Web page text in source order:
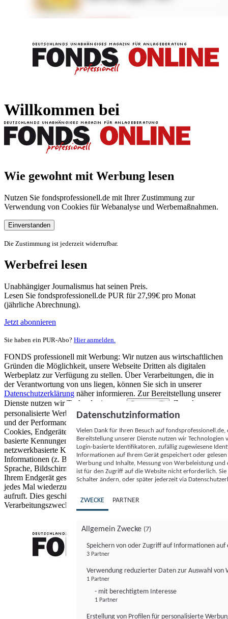
Willkommen bei
Wie gewohnt mit Werbung lesen
Nutzen Sie fondsprofessionell.de mit Ihrer Zustimmung zur
Verwendung von Cookies für Webanalyse und Werbemaßnahmen.
Einverstanden
Die Zustimmung ist jederzeit widerrufbar.
Werbefrei lesen
Unabhängiger Journalismus hat seinen Preis.
Lesen Sie fondsprofessionell.de PUR für 27,99€ pro Monat
(jährliche Abrechnung).
Jetzt abonnieren
Sie haben ein PUR-Abo? Hier anmelden.
FONDS professionell mit Werbung: Wir nutzen aus wirtschaftlichen
Gründen die Möglichkeit, unsere Webseite Dritten als digitalen
Werbeplatz zur Verfügung zu stellen. Über Verarbeitungen, die in
der Verantwortung von uns liegen, können Sie sich in unserer
Datenschutzerklärung näher informieren. Zur Bereitstellung unserer
Dienste nutzen wir Technologien von
Partnern (5)
. Zwecke:
personalisierte Werbung und Inhalte, Messung von Werbeleistung
und der Performance von Inhalten sowie Zielgruppenforschung.
Cookies, Endgeräte- oder ähnliche Online-Kennungen (z. B. login-
basierte Kennungen, zufällig generierte Kennungen,
netzwerkbasierte Kennungen) können zusammen mit anderen
Informationen (z. B. Browsertyp und Browserinformationen,
Sprache, Bildschirmgröße, unterstützte Technologien usw.) auf
Ihrem Endgerät gespeichert oder von dort ausgelesen werden, um es
jedes Mal wiederzuerkennen, wenn es eine App oder einer Webseite
aufruft. Dies geschieht für einen oder mehrere der hier aufgeführten
Verarbeitungszwecke.
Datenschutzinformation
Vielen Dank für Ihren Besuch auf
Bereitstellung unserer Dienste nutzen wir Technologien
Login-basierte Identifikatoren, zufällig zugewiesene
Informationen auf Ihrem Gerät gespeichert oder
Werbung und Inhalte, Messung von Werbeleistung
ist für den Zugriff auf die Website nicht erforderlich.
Schalter ändern, oder später jederzeit via
ZWECKE PARTNER
Allgemein Zwecke (7)
Speichern von oder Zugriff auf Informationen auf
3 Partner
Verwendung reduzierter Daten zur Auswahl von
1 Partner
- mit berechtigtem Interesse
1 Partner
Erstellung von Profilen für personalisierte
FONDS professionell